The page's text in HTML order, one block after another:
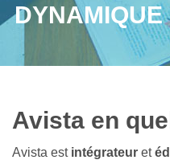
DYNAMIQUE
Avista en
Avista est intégrateur et